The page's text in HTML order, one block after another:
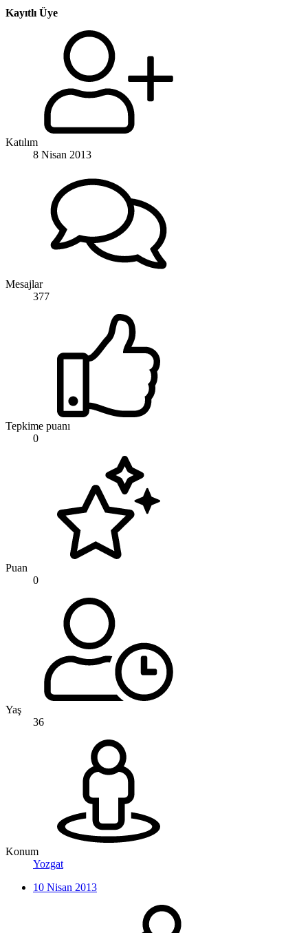
Kayıtlı Üye
Katılım
8 Nisan 2013
Mesajlar
377
Tepkime puanı
0
Puan
0
Yaş
36
Konum
Yozgat
10 Nisan 2013